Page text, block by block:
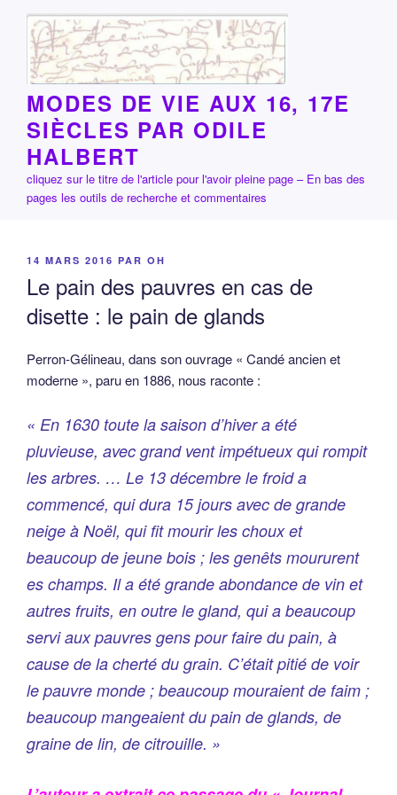
contenu
principal
MODES DE VIE AUX 16, 17E
SIÈCLES PAR ODILE
HALBERT
cliquez sur le titre de l'article pour l'avoir pleine page – En bas des
pages les outils de recherche et commentaires
PUBLIÉ
14 MARS 2016 PAR OH
Le pain des pauvres en cas de
disette : le pain de glands
Perron-Gélineau, dans son ouvrage « Candé ancien et
moderne », paru en 1886, nous raconte :
« En 1630 toute la saison d’hiver a été
pluvieuse, avec grand vent impétueux qui rompit
les arbres. … Le 13 décembre le froid a
commencé, qui dura 15 jours avec de grande
neige à Noël, qui fit mourir les choux et
beaucoup de jeune bois ; les genêts moururent
es champs. Il a été grande abondance de vin et
autres fruits, en outre le gland, qui a beaucoup
servi aux pauvres gens pour faire du pain, à
cause de la cherté du grain. C’était pitié de voir
le pauvre monde ; beaucoup mouraient de faim ;
beaucoup mangeaient du pain de glands, de
graine de lin, de citrouille. »